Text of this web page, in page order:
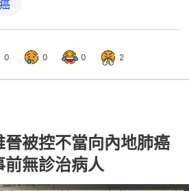
0 0 0 2
被控不當向內地肺癌
無診治病人